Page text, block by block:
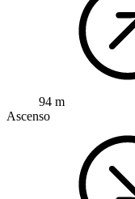
94 m
Ascenso